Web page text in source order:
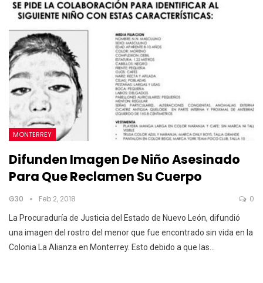
MONTERREY
Difunden Imagen De Niño Asesinado
Para Que Reclamen Su Cuerpo
G30 Feb 2, 2018 0
La Procuraduría de Justicia del Estado de Nuevo León, difundió
una imagen del rostro del menor que fue encontrado sin vida en la
Colonia La Alianza en Monterrey. Esto debido a que las…